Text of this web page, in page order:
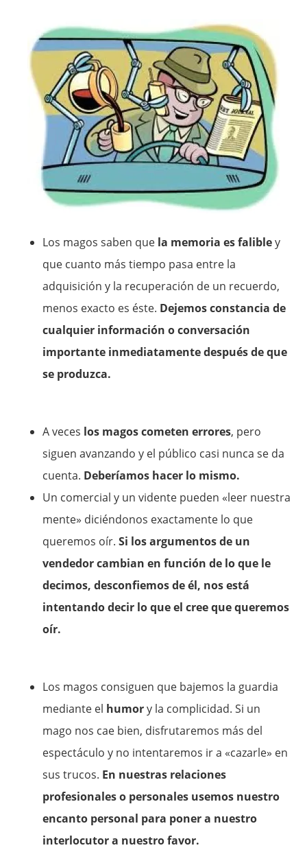
Los magos saben que la memoria es falibley
que cuanto más tiempo pasa entre la
adquisición y la recuperación de un recuerdo,
menos exacto es éste. Dejemos constancia de
cualquier información o conversación
importante inmediatamente después de que
se produzca.
A veces los magos cometen errores, pero
siguen avanzando y el público casi nunca se da
cuenta. Deberíamos hacer lo mismo.
Un comercial y un vidente pueden «leer nuestra
mente» diciéndonos exactamente lo que
queremos oír.Si los argumentos de un
vendedor cambian en función de lo que le
decimos, desconfiemos de él, nos está
intentando decir lo que el cree que queremos
oír.
Los magos consiguen que bajemos la guardia
mediante el humory la complicidad. Si un
mago nos cae bien, disfrutaremos más del
espectáculo y no intentaremos ir a «cazarle» en
sus trucos. En nuestras relaciones
profesionales o personales usemos nuestro
encanto personal para poner a nuestro
interlocutor a nuestro favor.